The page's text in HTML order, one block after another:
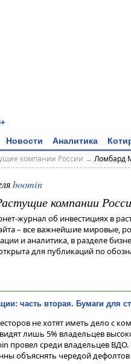
Новости Аналитика
компании России → Ломбард
boomin
компании
журнал об инвестициях в
– все важнейшие мировые,
и аналитика, в разделе
для публикаций по
часть вторая. Бумаги для
не хотят иметь дело с
лишь 5% владельцев
провел среди владельцев
объяснять чередой